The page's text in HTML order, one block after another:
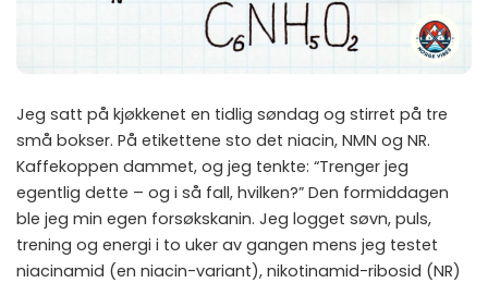
Jeg satt på kjøkkenet en tidlig søndag og stirret på tre
små bokser. På etikettene sto det niacin, NMN og NR.
Kaffekoppen dammet, og jeg tenkte: “Trenger jeg
egentlig dette – og i så fall, hvilken?” Den formiddagen
ble jeg min egen forsøkskanin. Jeg logget søvn, puls,
trening og energi i to uker av gangen mens jeg testet
niacinamid (en niacin-variant), nikotinamid-ribosid (NR)